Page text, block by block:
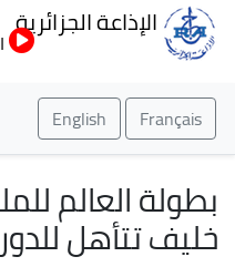
الإذاعة الجزائرية
Français
English
خليف تتأهل